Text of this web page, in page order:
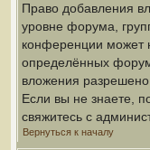
Право добавления
уровне форума,
конференции может
определённых
вложения
Если вы не знаете,
свяжитесь с
Вернуться к началу